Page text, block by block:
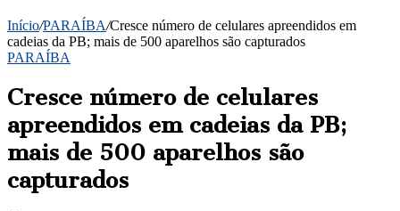
Início/PARAÍBA/Cresce número de celulares apreendidos em
cadeias da PB; mais de 500 aparelhos são capturados
PARAÍBA
Cresce número de celulares
apreendidos em cadeias da PB;
mais de 500 aparelhos são
capturados